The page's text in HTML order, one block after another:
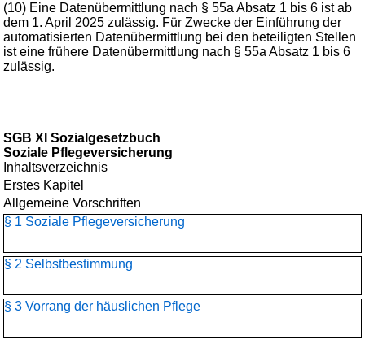
(10) Eine Datenübermittlung nach § 55a Absatz 1 bis 6 ist ab
dem 1. April 2025 zulässig. Für Zwecke der Einführung der
automatisierten Datenübermittlung bei den beteiligten Stellen
ist eine frühere Datenübermittlung nach § 55a Absatz 1 bis 6
zulässig.
SGB XI Sozialgesetzbuch
Soziale Pflegeversicherung
Inhaltsverzeichnis
Erstes Kapitel
Allgemeine Vorschriften
§ 1 Soziale Pflegeversicherung
§ 2 Selbstbestimmung
§ 3 Vorrang der häuslichen Pflege